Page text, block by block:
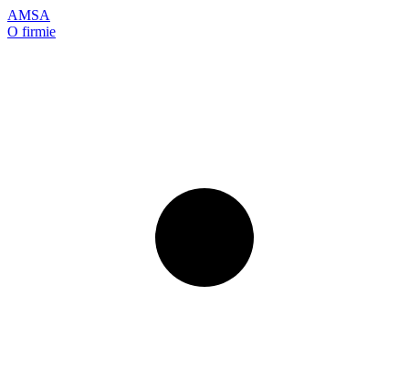
AMSA
O firmie